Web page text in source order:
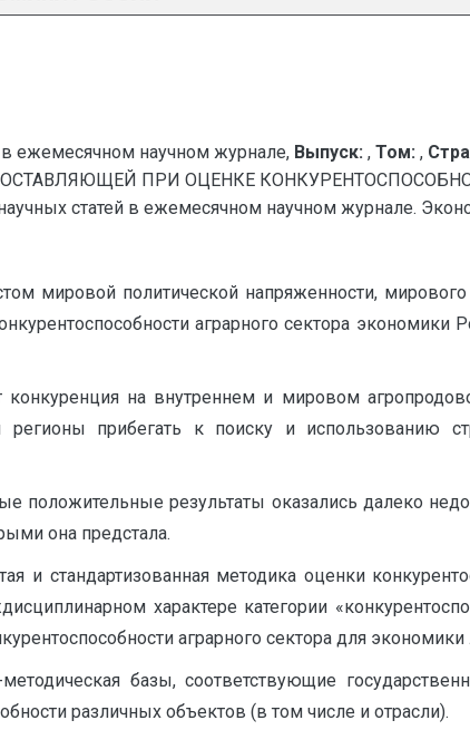
ежемесячном научном журнале, Выпуск: , Том: ,
ПРИ ОЦЕНКЕ
статей в ежемесячном научном журнале.
мировой политической напряженности, мирового
аграрного сектора экономики
конкуренция на внутреннем и мировом
прибегать к поиску и использованию
результаты оказались далеко
она предстала.
и стандартизованная методика оценки
характере категории
аграрного сектора для
базы, соответствующие
различных объектов (в том числе и отрасли).